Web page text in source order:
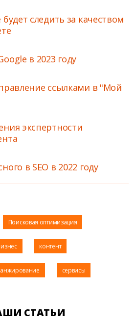
следить за качеством
в 2023 году
ссылками в "Мой
экспертности
в SEO в 2022 году
Поисковая оптимизация
контент
сервисы
СТАТЬИ